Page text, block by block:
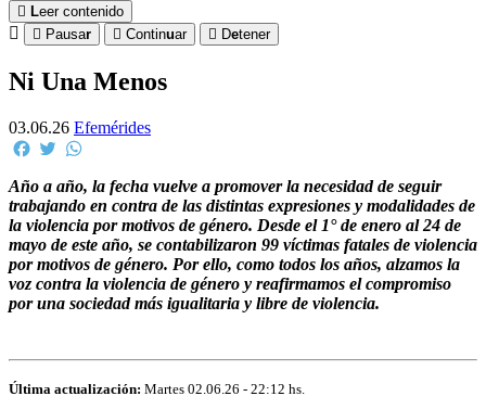
Leer contenido
Pausar Continuar Detener
Ni Una Menos
03.06.26 Efemérides
Facebook
Twitter
Año a año, la fecha vuelve a promover la necesidad de seguir
trabajando en contra de las distintas expresiones y modalidades de
la violencia por motivos de género. Desde el 1° de enero al 24 de
mayo de este año, se contabilizaron 99 víctimas fatales de violencia
por motivos de género. Por ello, como todos los años, alzamos la
voz contra la violencia de género y reafirmamos el compromiso
por una sociedad más igualitaria y libre de violencia.
Última actualización: Martes 02.06.26 - 22:12 hs.